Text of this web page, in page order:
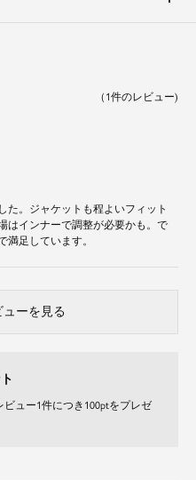
、柔らかな肌触りで着やすいのが特
材でシワになりにくく、着心地も
、シーズンレスでご着用いただけ
ためスムーズな動きをアシストし
1
た。ジャケットも程よいフィット
はインナーで調整が必要かも。で
満足しています。
ーを見る
ュー1件につき100ptをプレゼ